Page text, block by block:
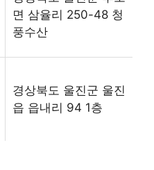
면 삼율리 250-48 청
풍수산
경상북도 울진군 울진
읍 읍내리 94 1층